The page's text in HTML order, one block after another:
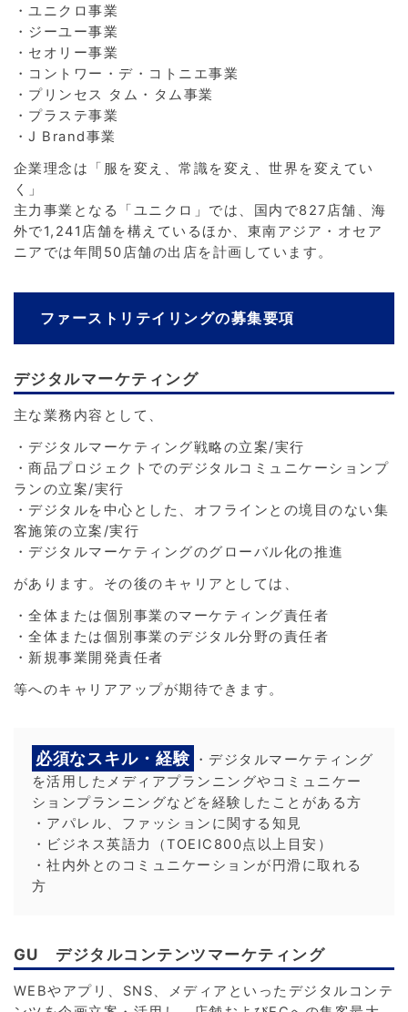
・ユニクロ事業
・ジーユー事業
・セオリー事業
・コントワー・デ・コトニエ事業
・プリンセス タム・タム事業
・プラステ事業
・J Brand事業
企業理念は「服を変え、常識を変え、世界を変えてい
く」
主力事業となる「ユニクロ」では、国内で827店舗、海
外で1,241店舗を構えているほか、東南アジア・オセア
ニアでは年間50店舗の出店を計画しています。
ファーストリテイリングの募集要項
デジタルマーケティング
主な業務内容として、
・デジタルマーケティング戦略の立案/実行
・商品プロジェクトでのデジタルコミュニケーションプ
ランの立案/実行
・デジタルを中心とした、オフラインとの境目のない集
客施策の立案/実行
・デジタルマーケティングのグローバル化の推進
があります。その後のキャリアとしては、
・全体または個別事業のマーケティング責任者
・全体または個別事業のデジタル分野の責任者
・新規事業開発責任者
等へのキャリアアップが期待できます。
必須なスキル・経験
・デジタルマーケティング
を活用したメディアプランニングやコミュニケー
ションプランニングなどを経験したことがある方
・アパレル、ファッションに関する知見
・ビジネス英語力（TOEIC800点以上目安）
・社内外とのコミュニケーションが円滑に取れる
方
GU デジタルコンテンツマーケティング
WEBやアプリ、SNS、メディアといったデジタルコンテ